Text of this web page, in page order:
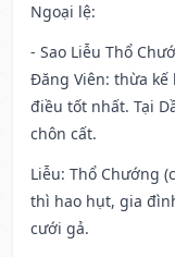
Ngoại lệ:
- Sao Liễu Thổ
Đăng Viên: thừa
điều tốt nhất. Tại
chôn cất.
Liễu: Thổ Chướng
thì hao hụt, gia
cưới gả.